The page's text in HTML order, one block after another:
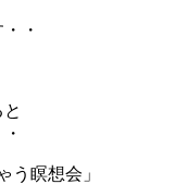
・
瞑想会」